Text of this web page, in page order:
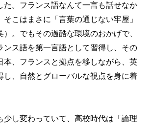
た。フランス語なんて一言も話せなか
そこはまさに「言葉の通じない牢屋」
。でもその過酷な環境のおかげで、
ンス語を第一言語として習得し、その
本、フランスと拠点を移しながら、英
し、自然とグローバルな視点を身に着
少し変わっていて、高校時代は「論理